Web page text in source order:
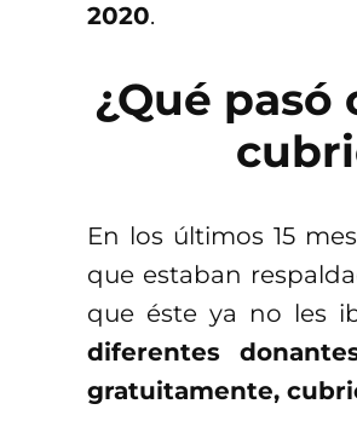
2020.
¿Qué pasó
En los últimos 15
que estaban
que éste ya no les
diferentes
gratuitamente,